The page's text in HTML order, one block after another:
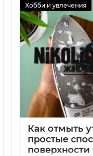
Хобби и увлечения
Как отмыть
простые
поверхности